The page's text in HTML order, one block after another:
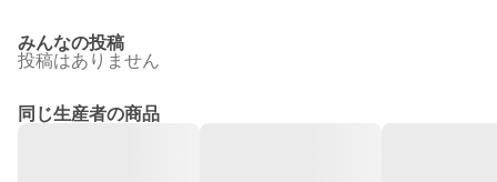
みんなの投稿
投稿はありません
同じ生産者の商品